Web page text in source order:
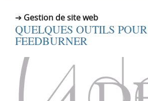
Gestion de site web
QUELQUES OUTILS
FEEDBURNER